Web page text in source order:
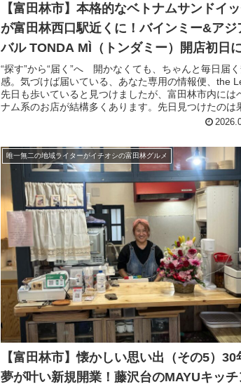
【富田林市】本格的なベトナムサンドイ
が富田林西口駅近くに！バインミー&アジ
バル TONDA MÌ（トンダミー）開店初日
問
“探す”から“届く”へ 開かなくても、ちゃんと毎日届
感。気づけば届いている、あなた専用の情報便、the
先日も歩いていると見つけましたが、富田林市内には
ナム系のお店が結構多くあります。先日見つけたのは
唯一無二の地域ライターがイチオシの富田林グルメ
【富田林市】懐かしい思い出（その5）30
夢が叶い新規開業！藤沢台のMAYUキッチ